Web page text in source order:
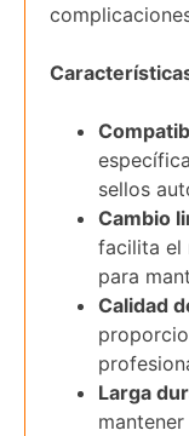
sellos
Cambio
facilita el
para
Calidad
Larga